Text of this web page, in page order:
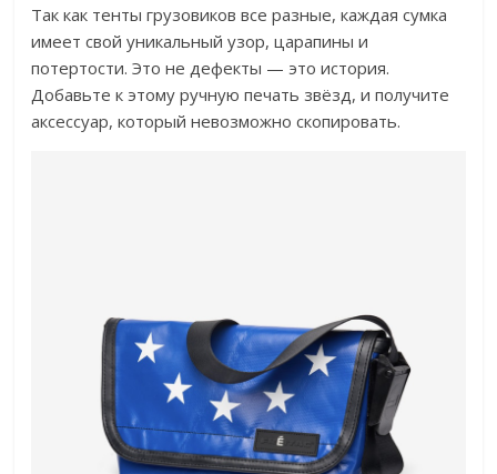
Так как тенты грузовиков все разные, каждая сумка
имеет свой уникальный узор, царапины и
потертости. Это не дефекты — это история.
Добавьте к этому ручную печать звёзд, и получите
аксессуар, который невозможно скопировать.